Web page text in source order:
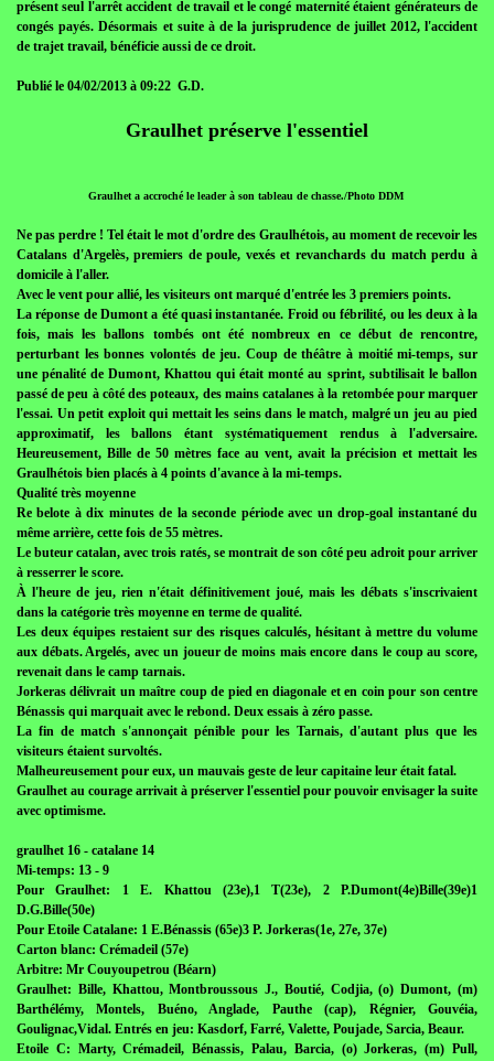
présent seul l'arrêt accident de travail et le congé maternité étaient générateurs de
congés payés. Désormais et suite à de la jurisprudence de juillet 2012, l'accident
de trajet travail, bénéficie aussi de ce droit.
Publié le 04/02/2013 à 09:22 G.D.
Graulhet préserve l'essentiel
Graulhet a accroché le leader à son tableau de chasse./Photo DDM
Ne pas perdre ! Tel était le mot d'ordre des Graulhétois, au moment de recevoir les
Catalans d'Argelès, premiers de poule, vexés et revanchards du match perdu à
domicile à l'aller.
Avec le vent pour allié, les visiteurs ont marqué d'entrée les 3 premiers points.
La réponse de Dumont a été quasi instantanée. Froid ou fébrilité, ou les deux à la
fois, mais les ballons tombés ont été nombreux en ce début de rencontre,
perturbant les bonnes volontés de jeu. Coup de théâtre à moitié mi-temps, sur
une pénalité de Dumont, Khattou qui était monté au sprint, subtilisait le ballon
passé de peu à côté des poteaux, des mains catalanes à la retombée pour marquer
l'essai. Un petit exploit qui mettait les seins dans le match, malgré un jeu au pied
approximatif, les ballons étant systématiquement rendus à l'adversaire.
Heureusement, Bille de 50 mètres face au vent, avait la précision et mettait les
Graulhétois bien placés à 4 points d'avance à la mi-temps.
Qualité très moyenne
Re belote à dix minutes de la seconde période avec un drop-goal instantané du
même arrière, cette fois de 55 mètres.
Le buteur catalan, avec trois ratés, se montrait de son côté peu adroit pour arriver
à resserrer le score.
À l'heure de jeu, rien n'était définitivement joué, mais les débats s'inscrivaient
dans la catégorie très moyenne en terme de qualité.
Les deux équipes restaient sur des risques calculés, hésitant à mettre du volume
aux débats. Argelés, avec un joueur de moins mais encore dans le coup au score,
revenait dans le camp tarnais.
Jorkeras délivrait un maître coup de pied en diagonale et en coin pour son centre
Bénassis qui marquait avec le rebond. Deux essais à zéro passe.
La fin de match s'annonçait pénible pour les Tarnais, d'autant plus que les
visiteurs étaient survoltés.
Malheureusement pour eux, un mauvais geste de leur capitaine leur était fatal.
Graulhet au courage arrivait à préserver l'essentiel pour pouvoir envisager la suite
avec optimisme.
graulhet 16 - catalane 14
Mi-temps: 13 - 9
Pour Graulhet: 1 E. Khattou (23e),1 T(23e), 2 P.Dumont(4e)Bille(39e)1
D.G.Bille(50e)
Pour Etoile Catalane: 1 E.Bénassis (65e)3 P. Jorkeras(1e, 27e, 37e)
Carton blanc: Crémadeil (57e)
Arbitre: Mr Couyoupetrou (Béarn)
Graulhet: Bille, Khattou, Montbroussous J., Boutié, Codjia, (o) Dumont, (m)
Barthélémy, Montels, Buéno, Anglade, Pauthe (cap), Régnier, Gouvéia,
Goulignac,Vidal. Entrés en jeu: Kasdorf, Farré, Valette, Poujade, Sarcia, Beaur.
Etoile C: Marty, Crémadeil, Bénassis, Palau, Barcia, (o) Jorkeras, (m) Pull,